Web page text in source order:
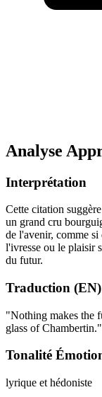
Analyse
Interprétation
Cette citation
un grand cru
de l'avenir, comme
l'ivresse ou le plaisir
du futur.
Traduction (EN)
"Nothing makes the
glass of Chambertin."
Tonalité
lyrique et hédoniste